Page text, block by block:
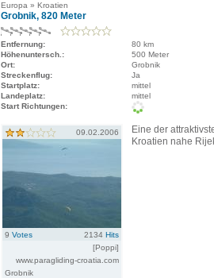
Europa » Kroatien
Grobnik, 820 Meter
Entfernung:
80 km
Höhenuntersch.:
500 Meter
Ort:
Grobnik
Streckenflug:
Ja
Startplatz:
mittel
Landeplatz:
mittel
Start Richtungen:
09.02.2006
9 Votes 2134 Hits
[Poppi]
www.paragliding-croatia.com
Grobnik
Eine der
Kroatien nahe